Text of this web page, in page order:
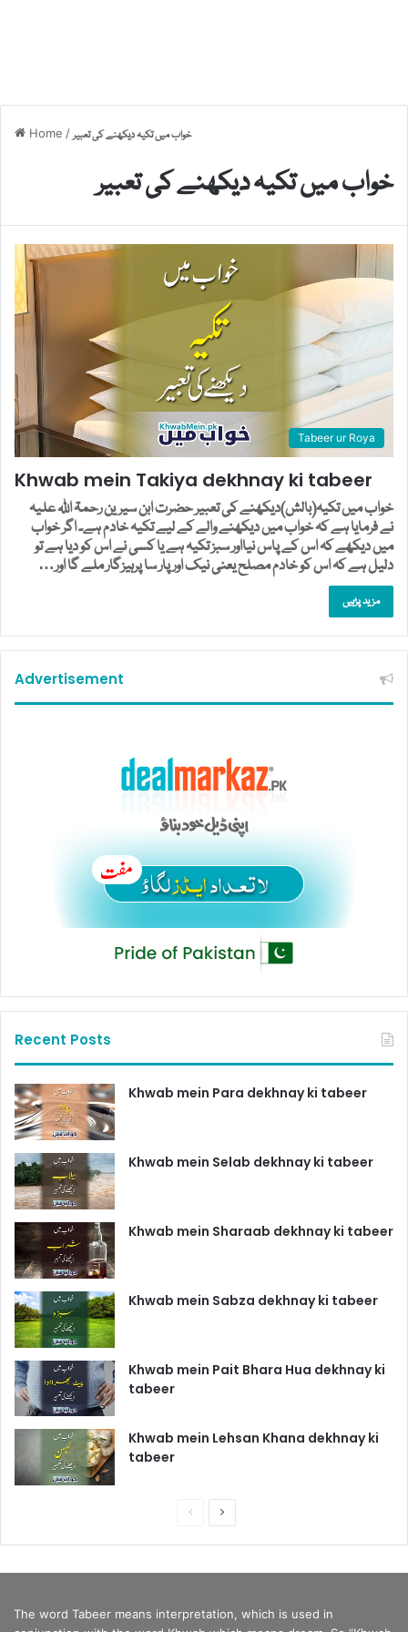
Home /خواب میں تکیہ دیکھنے کی تعبیر
خواب میں تکیہ دیکھنے کی تعبیر
Tabeer ur Roya
Khwab mein Takiya dekhnay ki tabeer
خواب میں تکیہ(بالش)دیکھنے کی تعبیر حضرت ابن سیرین رحمۃ اللہ علیہ
نے فرمایا ہے کہ خواب میں دیکھنے والے کے لیے تکیہ خادم ہے۔ اگر خواب
میں دیکھے کہ اس کے پاس نیااور سبز تکیہ ہے یا کسی نے اس کو دیا ہے تو
دلیل ہے کہ اس کو خادم مصلح یعنی نیک اور پار سا پرہیزگار ملے گا اور…
مزید پڑہیں
Advertisement
Recent Posts
Khwab mein Para dekhnay ki tabeer
Khwab mein Selab dekhnay ki tabeer
Khwab mein Sharaab dekhnay ki tabeer
Khwab mein Sabza dekhnay ki tabeer
Khwab mein Pait Bhara Hua dekhnay ki
tabeer
Khwab mein Lehsan Khana dekhnay ki
tabeer
i
p
The word Tabeer means interpretation, which is used in